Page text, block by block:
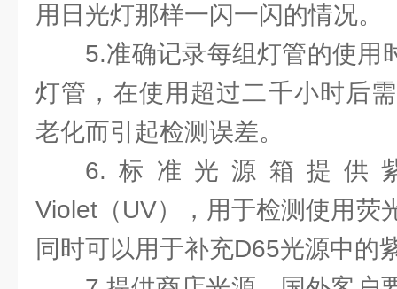
用日光灯那样一闪一闪的情况。
5.准确记录每组灯管的使用
灯管，在使用超过二千小时后
老化而引起检测误差。
6.标准光源箱提供
Violet（UV），用于检测使用荧
同时可以用于补充D65光源中的